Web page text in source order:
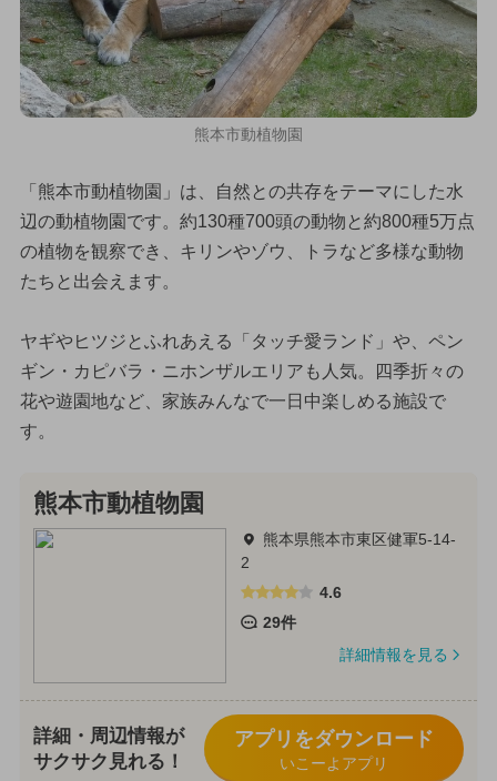
熊本市動植物園
「熊本市動植物園」は、自然との共存をテーマにした水
辺の動植物園です。約130種700頭の動物と約800種5万点
の植物を観察でき、キリンやゾウ、トラなど多様な動物
たちと出会えます。
ヤギやヒツジとふれあえる「タッチ愛ランド」や、ペン
ギン・カピバラ・ニホンザルエリアも人気。四季折々の
花や遊園地など、家族みんなで一日中楽しめる施設で
す。
熊本市動植物園
熊本県熊本市東区健軍5-14-
2
4.6
29件
詳細情報を見る
詳細・周辺情報が
サクサク見れる！
アプリをダウンロード
いこーよアプリ